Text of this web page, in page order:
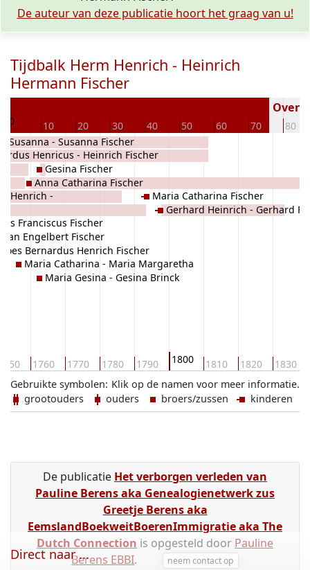
De auteur van deze publicatie hoort het graag van u!
Tijdbalk Herm Henrich - Heinrich
Hermann Fischer
0 10 20 30 40 50 60 70 80
1760 1770 1780 1790 1800 1810 1820 1830
Henrich -
Susanna - Susanna Fischer
Henricus - Heinrich Fischer
Franciscus Fischer
Joan Engelbert Fischer
Joes Bernardus Henrich Fischer
Maria Catharina - Maria Margaretha
Fischer
Anna Catharina Fischer
Gesina Fischer
Maria Gesina - Gesina Brinck
Maria Catharina Fischer
Gerhard Heinrich - Gerhard
Klik op de namen voor meer informatie.
Gebruikte symbolen:
grootouders
ouders broers/zussen kinderen
De publicatie Het verborgen verleden van
Pauline Berens aka Genealogienetwerk zus
Greetje Berens aka
EemslandBoekweitBoerenImmigratie aka The
Dutch Connection is opgesteld door Pauline
Berens EBBI. neem contact op
Direct naar ...